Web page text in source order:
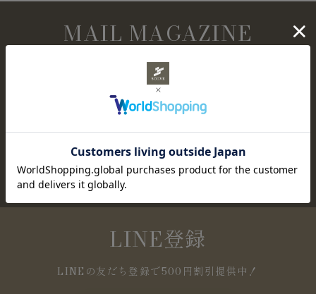
MAIL MAGAZINE
メールマガジン購読
NEWアイテムやセール情報など、お得な情報を定
期的にお知らせします。
登録ページ
LINE登録
LINEの友だち登録で500円割引提供中！